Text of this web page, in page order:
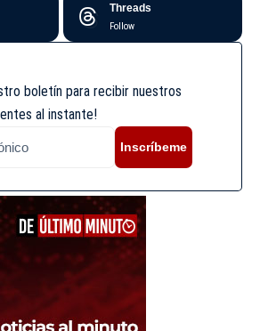
Threads
Follow
boletín para recibir nuestros
al instante!
Inscríbeme